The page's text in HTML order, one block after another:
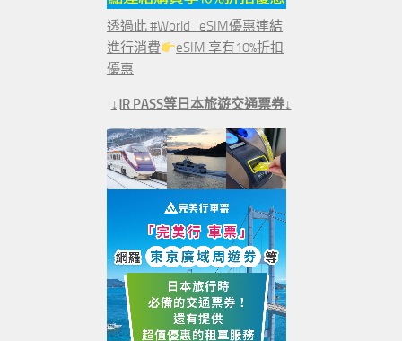
透過此 #World_eSIM優惠連結
進行消費
eSIM 享有10%折扣
優惠
↓JR PASS等日本旅遊交通票券↓